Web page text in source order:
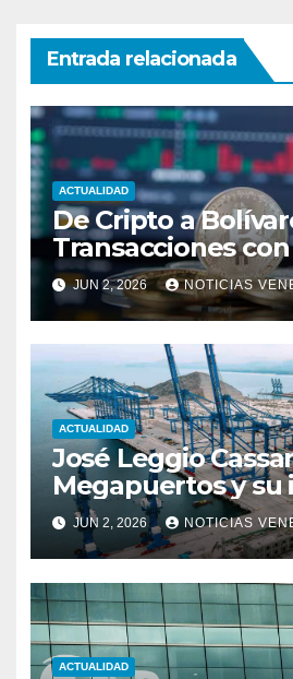
Entrada relacionada
ACTUALIDAD
De Cripto a
Transacciones
Tecnología de
Bancaamigable
JUN 2, 2026 NOTICIAS
ACTUALIDAD
José Leggio
Megapuertos y su
el turismo y el
global
JUN 2, 2026 NOTICIAS
ACTUALIDAD